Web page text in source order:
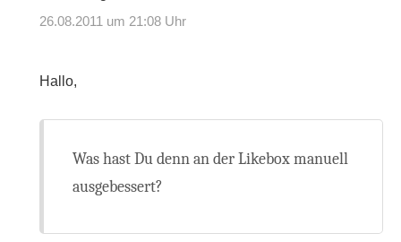
26.08.2011 um 21:08 Uhr
Hallo,
Was hast Du denn an der Likebox manuell
ausgebessert?